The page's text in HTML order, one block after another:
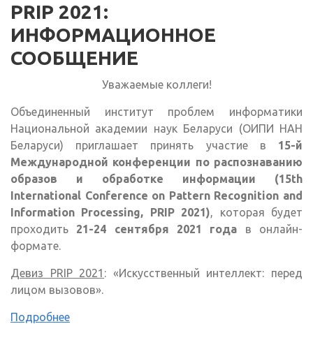
PRIP 2021:
ИНФОРМАЦИОННОЕ
СООБЩЕНИЕ
Уважаемые коллеги!
Объединенный институт проблем информатики
Национальной академии наук Беларуси (ОИПИ НАН
Беларуси) приглашает принять участие в 15-й
Международной конференции по распознаванию
образов и обработке информации (15th
International Conference on Pattern Recognition and
Information Processing, PRIP 2021), которая будет
проходить 21-24 сентября 2021 года в онлайн-
формате.
Девиз PRIP 2021 : «Искусственный интеллект: перед
лицом вызовов».
Подробнее